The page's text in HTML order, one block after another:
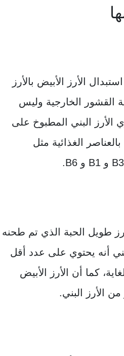
الأرز الأبيض بالأرز
القشور الخارجية وليس
الأرز البني المطبوخ على
الغذائية مثل
طويل الحبة الذي تم طحنه
أنه يحتوي على عدد أقل
كما أن الأرز الأبيض
الأرز البني.